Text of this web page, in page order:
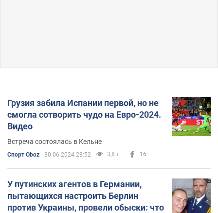
Грузия забила Испании первой, но не
смогла сотворить чудо на Евро-2024.
Видео
Встреча состоялась в Кельне
Спорт Oboz 30.06.2024 23:52 3,8 т. 16
У путинских агентов в Германии,
пытающихся настроить Берлин
против Украины, провели обыски: что